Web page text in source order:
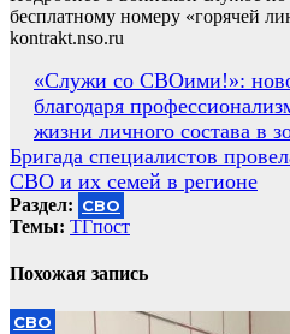
бесплатному номеру «горячей
kontrakt.nso.ru
Навигация
по
записям
«Служи со СВОими!»:
благодаря
жизни личного состава в
Бригада специалистов
СВО и их семей в регионе
Раздел: СВО
Темы: ТГпост
Похожая запись
СВО